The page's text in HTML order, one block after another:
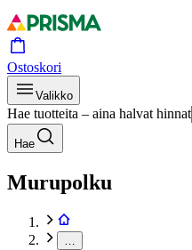
Ostoskori
Valikko
Hae tuotteita – aina halvat hinnat
Hae
Murupolku